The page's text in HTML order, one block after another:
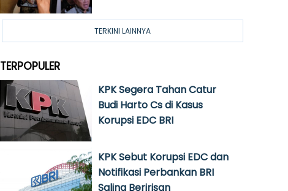
TERKINI LAINNYA
TERPOPULER
KPK Segera Tahan Catur
Budi Harto Cs di Kasus
Korupsi EDC BRI
KPK Sebut Korupsi EDC dan
Notifikasi Perbankan BRI
Saling Beririsan